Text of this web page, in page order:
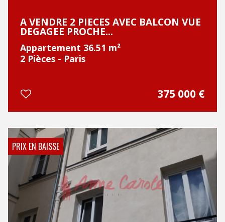
A VENDRE 2 PIECES AVEC BALCON VUE
DEGAGEE PROCHE...
Appartement 36.51 m²
2 Pièces - Paris
375 000 €
PRIX EN BAISSE